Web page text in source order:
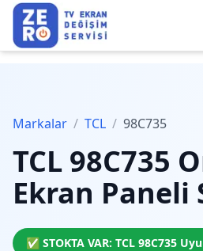
Markalar / TCL / 98C735
TCL 98C735
Ekran Paneli
✅ STOKTA VAR: TCL 98C735